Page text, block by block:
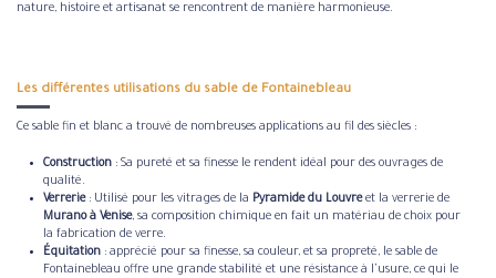
nature, histoire et artisanat se rencontrent de manière harmonieuse.
Les différentes utilisations du sable de Fontainebleau
Ce sable fin et blanc a trouvé de nombreuses applications au fil des siècles :
Construction : Sa pureté et sa finesse le rendent idéal pour des ouvrages de
qualité.
Verrerie: Utilisé pour les vitrages de la Pyramide du Louvreet la verrerie de
Murano à Venise, sa composition chimique en fait un matériau de choix pour
la fabrication de verre.
Équitation : apprécié pour sa finesse, sa couleur, et sa propreté, le sable de
Fontainebleau offre une grande stabilité et une résistance à l'usure, ce qui le